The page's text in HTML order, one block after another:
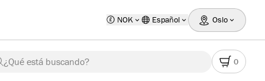
NOK Español Oslo
¿Qué está buscando? 0